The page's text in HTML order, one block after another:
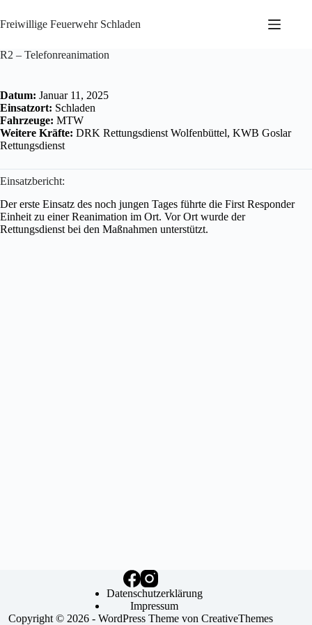
Inhalt
springen
Freiwillige Feuerwehr Schladen
R2 – Telefonreanimation
Datum: Januar 11, 2025
Einsatzort: Schladen
Fahrzeuge: MTW
Weitere Kräfte: DRK Rettungsdienst Wolfenbüttel, KWB Goslar
Rettungsdienst
Einsatzbericht:
Der erste Einsatz des noch jungen Tages führte die First Responder
Einheit zu einer Reanimation im Ort. Vor Ort wurde der
Rettungsdienst bei den Maßnahmen unterstützt.
Datenschutzerklärung
Impressum
Copyright © 2026 - WordPress Theme von CreativeThemes